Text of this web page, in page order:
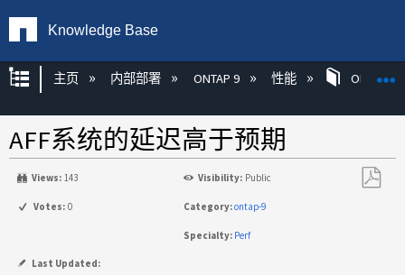
Knowledge Base
扩展/隐缩全局层次
主页 内部部署 ONTAP 9 性能 ONTAP
AFF系统的延迟高于预期
Views: 143 Visibility: Public
Votes: 0 Category:ontap-9
Specialty: Perf
Last Updated: